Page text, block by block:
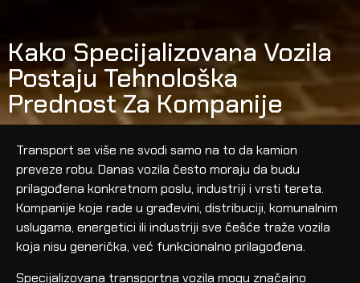
Kako Specijalizovana Vozila
Postaju Tehnološka
Prednost Za Kompanije
Transport se više ne svodi samo na to da kamion
preveze robu. Danas vozila često moraju da budu
prilagođena konkretnom poslu, industriji i vrsti tereta.
Kompanije koje rade u građevini, distribuciji, komunalnim
uslugama, energetici ili industriji sve češće traže vozila
koja nisu generička, već funkcionalno prilagođena.
Specijalizovana transportna vozila mogu značajno